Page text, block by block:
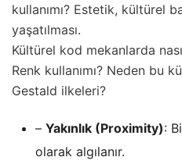
kullanımı? Estetik, kültürel
yaşatılması.
Kültürel kod mekanlarda
Renk kullanımı? Neden bu
Gestald ilkeleri?
– Yakınlık (Proximity):
olarak algılanır.